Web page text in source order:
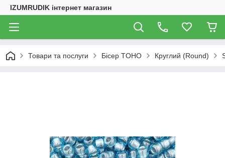
IZUMRUDIK інтернет магазин
Товари та послуги Бісер TOHO Круглий (Round)